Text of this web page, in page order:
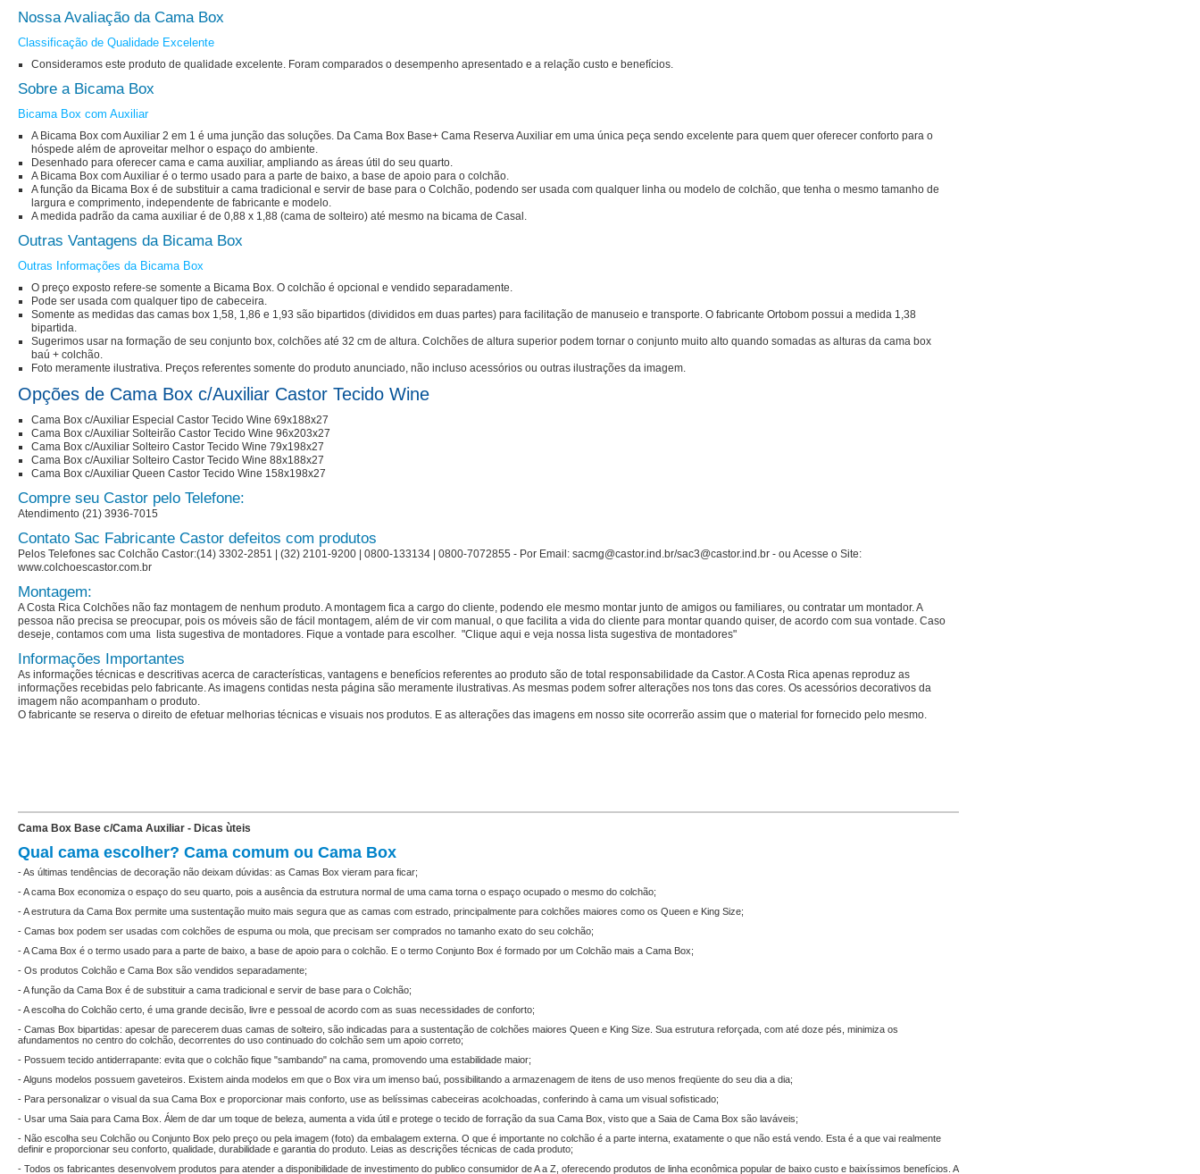
Nossa Avaliação da Cama Box
Classificação de Qualidade Excelente
Consideramos este produto de qualidade excelente. Foram comparados o desempenho apresentado e a relação custo e benefícios.
Sobre a Bicama Box
Bicama Box com Auxiliar
A Bicama Box com Auxiliar 2 em 1 é uma junção das soluções. Da Cama Box Base+ Cama Reserva Auxiliar em uma única peça sendo excelente para quem quer oferecer conforto para o
hóspede além de aproveitar melhor o espaço do ambiente.
Desenhado para oferecer cama e cama auxiliar, ampliando as áreas útil do seu quarto.
A Bicama Box com Auxiliar é o termo usado para a parte de baixo, a base de apoio para o colchão.
A função da Bicama Box é de substituir a cama tradicional e servir de base para o Colchão, podendo ser usada com qualquer linha ou modelo de colchão, que tenha o mesmo tamanho de
largura e comprimento, independente de fabricante e modelo.
A medida padrão da cama auxiliar é de 0,88 x 1,88 (cama de solteiro) até mesmo na bicama de Casal.
Outras Vantagens da Bicama Box
Outras Informações da Bicama Box
O preço exposto refere-se somente a Bicama Box. O colchão é opcional e vendido separadamente.
Pode ser usada com qualquer tipo de cabeceira.
Somente as medidas das camas box 1,58, 1,86 e 1,93 são bipartidos (divididos em duas partes) para facilitação de manuseio e transporte. O fabricante Ortobom possui a medida 1,38
bipartida.
Sugerimos usar na formação de seu conjunto box, colchões até 32 cm de altura. Colchões de altura superior podem tornar o conjunto muito alto quando somadas as alturas da cama box
baú + colchão.
Foto meramente ilustrativa. Preços referentes somente do produto anunciado, não incluso acessórios ou outras ilustrações da imagem.
Opções de Cama Box c/Auxiliar Castor Tecido Wine
Cama Box c/Auxiliar Especial Castor Tecido Wine 69x188x27
Cama Box c/Auxiliar Solteirão Castor Tecido Wine 96x203x27
Cama Box c/Auxiliar Solteiro Castor Tecido Wine 79x198x27
Cama Box c/Auxiliar Solteiro Castor Tecido Wine 88x188x27
Cama Box c/Auxiliar Queen Castor Tecido Wine 158x198x27
Compre seu Castor pelo Telefone:
Atendimento (21) 3936-7015
Contato Sac Fabricante Castor defeitos com produtos
Pelos Telefones sac Colchão Castor:(14) 3302-2851 | (32) 2101-9200 | 0800-133134 | 0800-7072855 - Por Email: sacmg@castor.ind.br/sac3@castor.ind.br - ou Acesse o Site:
www.colchoescastor.com.br
Montagem:
A Costa Rica Colchões não faz montagem de nenhum produto. A montagem fica a cargo do cliente, podendo ele mesmo montar junto de amigos ou familiares, ou contratar um montador. A
pessoa não precisa se preocupar, pois os móveis são de fácil montagem, além de vir com manual, o que facilita a vida do cliente para montar quando quiser, de acordo com sua vontade. Caso
deseje, contamos com uma
lista sugestiva de montadores. Fique a vontade para escolher. "Clique aqui e veja nossa lista sugestiva de montadores"
Informações Importantes
As informações técnicas e descritivas acerca de características, vantagens e benefícios referentes ao produto são de total responsabilidade da Castor. A Costa Rica apenas reproduz as
informações recebidas pelo fabricante. As imagens contidas nesta página são meramente ilustrativas. As mesmas podem sofrer alterações nos tons das cores. Os acessórios decorativos da
imagem não acompanham o produto.
O fabricante se reserva o direito de efetuar melhorias técnicas e visuais nos produtos. E as alterações das imagens em nosso site ocorrerão assim que o material for fornecido pelo mesmo.
Cama Box Base c/Cama Auxiliar - Dicas ùteis
Qual cama escolher? Cama comum ou Cama Box
- As últimas tendências de decoração não deixam dúvidas: as Camas Box vieram para ficar;
- A cama Box economiza o espaço do seu quarto, pois a ausência da estrutura normal de uma cama torna o espaço ocupado o mesmo do colchão;
- A estrutura da Cama Box permite uma sustentação muito mais segura que as camas com estrado, principalmente para colchões maiores como os Queen e King Size;
- Camas box podem ser usadas com colchões de espuma ou mola, que precisam ser comprados no tamanho exato do seu colchão;
- A Cama Box é o termo usado para a parte de baixo, a base de apoio para o colchão. E o termo Conjunto Box é formado por um Colchão mais a Cama Box;
- Os produtos Colchão e Cama Box são vendidos separadamente;
- A função da Cama Box é de substituir a cama tradicional e servir de base para o Colchão;
- A escolha do Colchão certo, é uma grande decisão, livre e pessoal de acordo com as suas necessidades de conforto;
- Camas Box bipartidas: apesar de parecerem duas camas de solteiro, são indicadas para a sustentação de colchões maiores Queen e King Size. Sua estrutura reforçada, com até doze pés, minimiza os
afundamentos no centro do colchão, decorrentes do uso continuado do colchão sem um apoio correto;
- Possuem tecido antiderrapante: evita que o colchão fique "sambando" na cama, promovendo uma estabilidade maior;
- Alguns modelos possuem gaveteiros. Existem ainda modelos em que o Box vira um imenso baú, possibilitando a armazenagem de itens de uso menos freqüente do seu dia a dia;
- Para personalizar o visual da sua Cama Box e proporcionar mais conforto, use as belíssimas cabeceiras acolchoadas, conferindo à cama um visual sofisticado;
- Usar uma Saia para Cama Box. Álem de dar um toque de beleza, aumenta a vida útil e protege o tecido de forração da sua Cama Box, visto que a Saia de Cama Box são laváveis;
- Não escolha seu Colchão ou Conjunto Box pelo preço ou pela imagem (foto) da embalagem externa. O que é importante no colchão é a parte interna, exatamente o que não está vendo. Esta é a que vai realmente
definir e proporcionar seu conforto, qualidade, durabilidade e garantia do produto. Leias as descrições técnicas de cada produto;
- Todos os fabricantes desenvolvem produtos para atender a disponibilidade de investimento do publico consumidor de A a Z, oferecendo produtos de linha econômica popular de baixo custo e baixíssimos benefícios. A